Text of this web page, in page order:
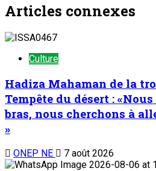
Articles connexes
Culture
Hadiza Mahaman de la
Tempête du désert :
bras, nous cherchons à
»
ONEP NE 7 août 2026